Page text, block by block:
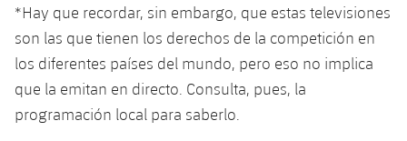
Instalaciones
Spotify Camp Nou
Palau Blaugrana
SUB11 A
SUB11 B
SUB10 A
SUB11 C
Resultados
Clasificación
Cadete A
Cadete B
Primer Equipo
plusicon
más
Actualidad
Barça Atlètic
plusicon
más
Actualidad
Base
plusicon
más
*Hay que recordar, sin embargo, que estas televisiones
son las que tienen los derechos de la competición en
los diferentes países del mundo, pero eso no implica
que la emitan en directo. Consulta, pues, la
programación local para saberlo.